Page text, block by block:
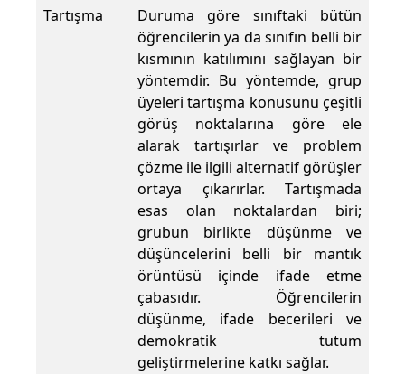
Tartışma
Duruma göre sınıftaki bütün
öğrencilerin ya da sınıfın belli bir
kısmının katılımını sağlayan bir
yöntemdir. Bu yöntemde, grup
üyeleri tartışma konusunu çeşitli
görüş noktalarına göre ele
alarak tartışırlar ve problem
çözme ile ilgili alternatif görüşler
ortaya çıkarırlar. Tartışmada
esas olan noktalardan biri;
grubun birlikte düşünme ve
düşüncelerini belli bir mantık
örüntüsü içinde ifade etme
çabasıdır. Öğrencilerin
düşünme, ifade becerileri ve
demokratik tutum
geliştirmelerine katkı sağlar.